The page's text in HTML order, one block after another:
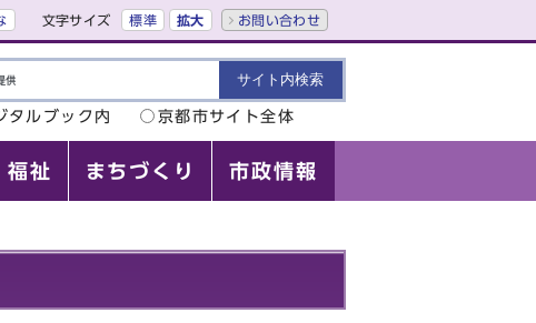
文字サイズ 標準 拡大 お問い合わせ
タルブック内
京都市サイト全体
福祉 まちづくり 市政情報